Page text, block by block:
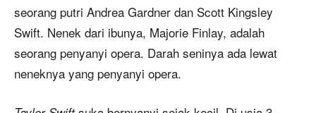
seorang putri Andrea Gardner dan Scott Kingsley
Swift. Nenek dari ibunya, Majorie Finlay, adalah
seorang penyanyi opera. Darah seninya ada lewat
neneknya yang penyanyi opera.